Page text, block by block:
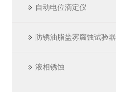
自动电位滴定仪
防锈油脂盐雾腐蚀试验器
液相锈蚀